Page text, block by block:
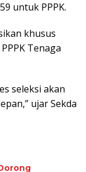
untuk PPPK.
khusus
Tenaga
seleksi akan
ujar Sekda